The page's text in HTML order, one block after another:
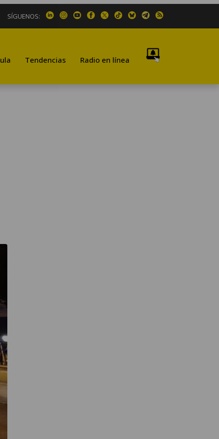
SÍGUENOS:
Tendencias Radio en línea